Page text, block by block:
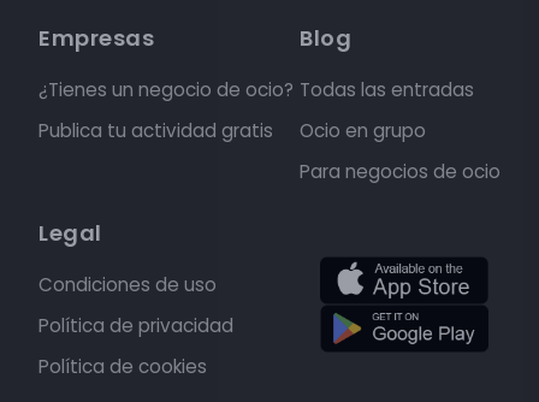
Empresas
¿Tienes un negocio de ocio?
Publica tu actividad gratis
Blog
Todas las entradas
Ocio en grupo
Para negocios de ocio
Legal
Condiciones de uso
Política de privacidad
Política de cookies